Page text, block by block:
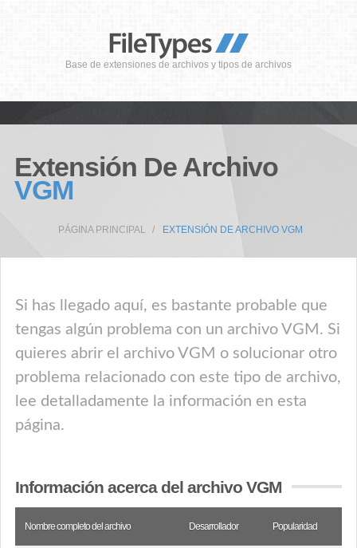
Base de extensiones de archivos y tipos de archivos
Extensión De Archivo
VGM
PÁGINA PRINCIPAL EXTENSIÓN DE ARCHIVO VGM
Si has llegado aquí, es bastante probable que
tengas algún problema con un archivo VGM. Si
quieres abrir el archivo VGM o solucionar otro
problema relacionado con este tipo de archivo,
lee detalladamente la información en esta
página.
Información acerca del archivo VGM
Nombre completo del archivo Desarrollador Popularidad